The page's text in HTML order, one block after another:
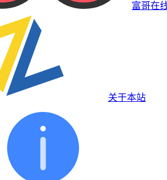
富哥在
关于本站